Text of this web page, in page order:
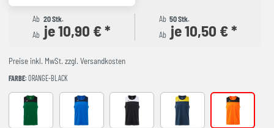
Ab 20 Stk.
Ab je 10,90 € *
Ab 50 Stk.
Ab je 10,50 € *
Preise inkl. MwSt. zzgl. Versandkosten
FARBE: ORANGE-BLACK
GREEEN-BLACK ROYAL-NAVY black-white NAVY-YELLOW ORANGE-